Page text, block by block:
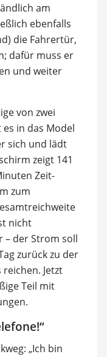
am
ebenfalls
die Fahrertür,
dafür muss er
und weiter
von zwei
in das Model
sich und lädt
zeigt 141
Zeit-
zum
nicht
– der Strom soll
zurück zu der
Jetzt
Teil mit
„Ich bin